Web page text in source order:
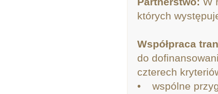
których
Współpraca
do
czterech
• wspólne